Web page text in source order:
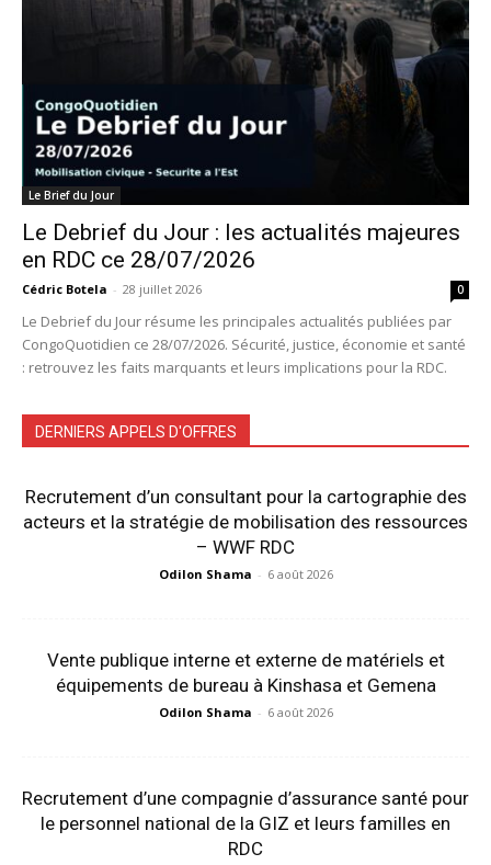
Le Brief du Jour
Le Debrief du Jour : les actualités majeures
en RDC ce 28/07/2026
Cédric Botela - 28 juillet 2026 0
Le Debrief du Jour résume les principales actualités publiées par
CongoQuotidien ce 28/07/2026. Sécurité, justice, économie et santé
: retrouvez les faits marquants et leurs implications pour la RDC.
DERNIERS APPELS D'OFFRES
Recrutement d’un consultant pour la cartographie des
acteurs et la stratégie de mobilisation des ressources
– WWF RDC
Odilon Shama - 6 août 2026
Vente publique interne et externe de matériels et
équipements de bureau à Kinshasa et Gemena
Odilon Shama - 6 août 2026
Recrutement d’une compagnie d’assurance santé pour
le personnel national de la GIZ et leurs familles en
RDC